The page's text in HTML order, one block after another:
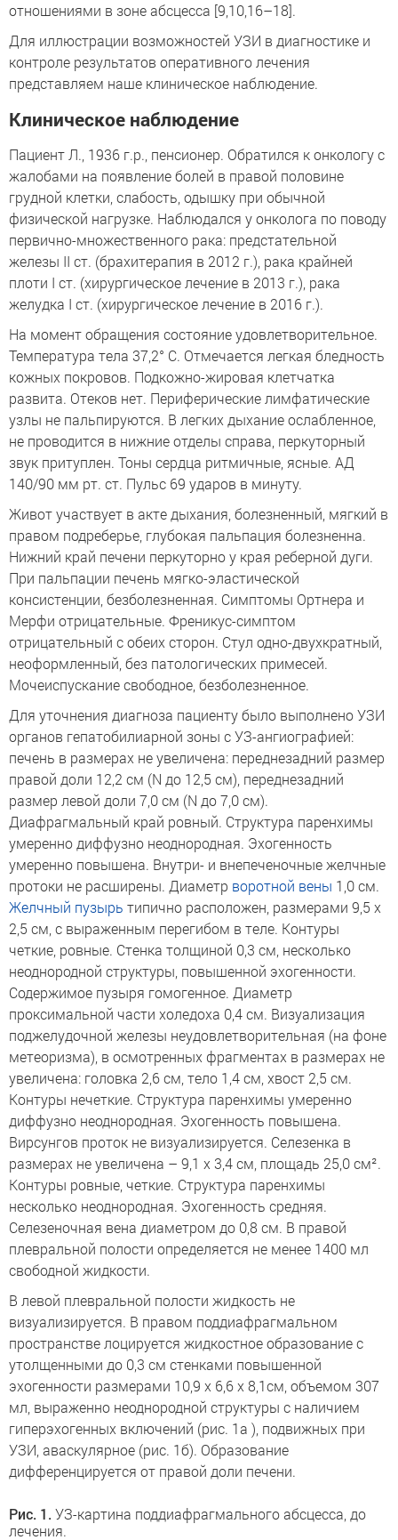
отношениями в зоне абсцесса [9,10,16–18].
Для иллюстрации возможностей УЗИ в диагностике и
контроле результатов оперативного лечения
представляем наше клиническое наблюдение.
Клиническое наблюдение
Пациент Л., 1936 г.р., пенсионер. Обратился к онкологу с
жалобами на появление болей в правой половине
грудной клетки, слабость, одышку при обычной
физической нагрузке. Наблюдался у онколога по поводу
первично-множественного рака: предстательной
железы II ст. (брахитерапия в 2012 г.), рака крайней
плоти I ст. (хирургическое лечение в 2013 г.), рака
желудка I ст. (хирургическое лечение в 2016 г.).
На момент обращения состояние удовлетворительное.
Температура тела 37,2° С. Отмечается легкая бледность
кожных покровов. Подкожно-жировая клетчатка
развита. Отеков нет. Периферические лимфатические
узлы не пальпируются. В легких дыхание ослабленное,
не проводится в нижние отделы справа, перкуторный
звук притуплен. Тоны сердца ритмичные, ясные. АД
140/90 мм рт. ст. Пульс 69 ударов в минуту.
Живот участвует в акте дыхания, болезненный, мягкий в
правом подреберье, глубокая пальпация болезненна.
Нижний край печени перкуторно у края реберной дуги.
При пальпации печень мягко-эластической
консистенции, безболезненная. Симптомы Ортнера и
Мерфи отрицательные. Френикус-симптом
отрицательный с обеих сторон. Стул одно-двухкратный,
неоформленный, без патологических примесей.
Мочеиспускание свободное, безболезненное.
Для уточнения диагноза пациенту было выполнено УЗИ
органов гепатобилиарной зоны с УЗ-ангиографией:
печень в размерах не увеличена: переднезадний размер
правой доли 12,2 см (N до 12,5 см), переднезадний
размер левой доли 7,0 см (N до 7,0 см).
Диафрагмальный край ровный. Структура паренхимы
умеренно диффузно неоднородная. Эхогенность
умеренно повышена. Внутри- и внепеченочные желчные
протоки не расширены. Диаметр воротной вены 1,0 см.
Желчный пузырь типично расположен, размерами 9,5 х
2,5 см, с выраженным перегибом в теле. Контуры
четкие, ровные. Стенка толщиной 0,3 см, несколько
неоднородной структуры, повышенной эхогенности.
Содержимое пузыря гомогенное. Диаметр
проксимальной части холедоха 0,4 см. Визуализация
поджелудочной железы неудовлетворительная (на фоне
метеоризма), в осмотренных фрагментах в размерах не
увеличена: головка 2,6 см, тело 1,4 см, хвост 2,5 см.
Контуры нечеткие. Структура паренхимы умеренно
диффузно неоднородная. Эхогенность повышена.
Вирсунгов проток не визуализируется. Селезенка в
размерах не увеличена – 9,1 х 3,4 см, площадь 25,0 см².
Контуры ровные, четкие. Структура паренхимы
несколько неоднородная. Эхогенность средняя.
Селезеночная вена диаметром до 0,8 см. В правой
плевральной полости определяется не менее 1400 мл
свободной жидкости.
В левой плевральной полости жидкость не
визуализируется. В правом поддиафрагмальном
пространстве лоцируется жидкостное образование с
утолщенными до 0,3 см стенками повышенной
эхогенности размерами 10,9 х 6,6 х 8,1см, объемом 307
мл, выраженно неоднородной структуры с наличием
гиперэхогенных включений (рис. 1а ), подвижных при
УЗИ, аваскулярное (рис. 1б). Образование
дифференцируется от правой доли печени.
Рис. 1. УЗ-картина поддиафрагмального абсцесса, до
лечения.